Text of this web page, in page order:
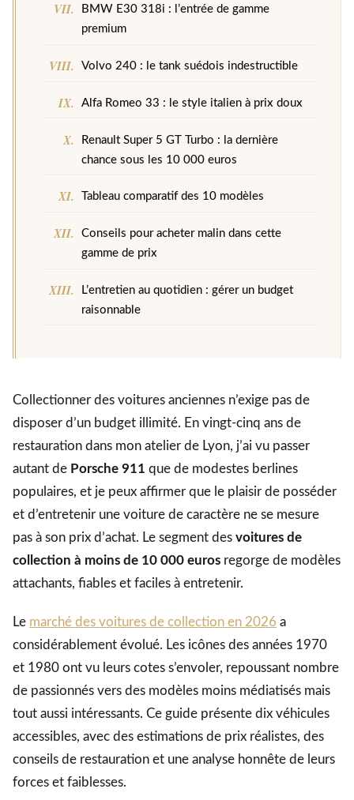
BMW E30 318i : l’entrée de gamme
premium
Volvo 240 : le tank suédois indestructible
Alfa Romeo 33 : le style italien à prix doux
Renault Super 5 GT Turbo : la dernière
chance sous les 10 000 euros
Tableau comparatif des 10 modèles
Conseils pour acheter malin dans cette
gamme de prix
L’entretien au quotidien : gérer un budget
raisonnable
Collectionner des voitures anciennes n’exige pas de
disposer d’un budget illimité. En vingt-cinq ans de
restauration dans mon atelier de Lyon, j’ai vu passer
autant de Porsche 911 que de modestes berlines
populaires, et je peux affirmer que le plaisir de posséder
et d’entretenir une voiture de caractère ne se mesure
pas à son prix d’achat. Le segment des voitures de
collection à moins de 10 000 euros regorge de modèles
attachants, fiables et faciles à entretenir.
Le marché des voitures de collection en 2026 a
considérablement évolué. Les icônes des années 1970
et 1980 ont vu leurs cotes s’envoler, repoussant nombre
de passionnés vers des modèles moins médiatisés mais
tout aussi intéressants. Ce guide présente dix véhicules
accessibles, avec des estimations de prix réalistes, des
conseils de restauration et une analyse honnête de leurs
forces et faiblesses.